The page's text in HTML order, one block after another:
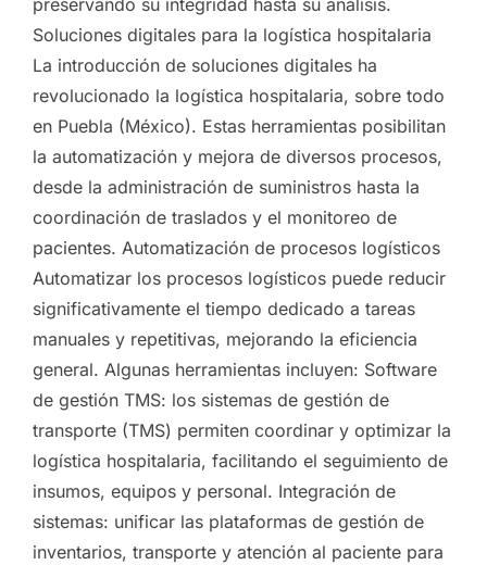
preservando su integridad hasta su análisis.
Soluciones digitales para la logística hospitalaria
La introducción de soluciones digitales ha
revolucionado la logística hospitalaria, sobre todo
en Puebla (México). Estas herramientas posibilitan
la automatización y mejora de diversos procesos,
desde la administración de suministros hasta la
coordinación de traslados y el monitoreo de
pacientes. Automatización de procesos logísticos
Automatizar los procesos logísticos puede reducir
significativamente el tiempo dedicado a tareas
manuales y repetitivas, mejorando la eficiencia
general. Algunas herramientas incluyen: Software
de gestión TMS: los sistemas de gestión de
transporte (TMS) permiten coordinar y optimizar la
logística hospitalaria, facilitando el seguimiento de
insumos, equipos y personal. Integración de
sistemas: unificar las plataformas de gestión de
inventarios, transporte y atención al paciente para